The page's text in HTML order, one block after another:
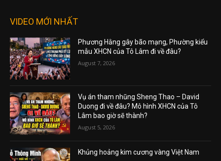
VIDEO MỚI NHẤT
Phương Hằng gây bão mạng, Phường kiểu
mẫu XHCN của Tô Lâm đi về đâu?
August 7, 2026
Vụ án tham nhũng Sheng Thao – David
Duong đi về đâu? Mô hình XHCN của Tô
Lâm bao giờ sẽ thành?
August 5, 2026
Khủng hoảng kim cương vàng Việt Nam